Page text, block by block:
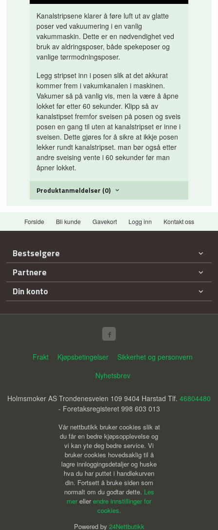
Kanalstripsene klarer å føre luft ut av glatte
poser ved vakuumering i en vanlig
vakummaskin. Dette er en nødvendighet ved
bruk av aldringsposer, både spekeposer og
vanlige tørrmodningsposer.
Legg stripset inn i posen slik at det akkurat
kommer frem i vakumkanalen i maskinen.
Vakumer så på vanlig vis, men la være å åpne
lokket før etter 60 sekunder. Klipp så av
kanalstipset fremfor sveisen på posen og sveis
posen en gang til uten at kanalstripset er inne i
sveisen. Dette gjøres for å sikre at ikkje posen
lekker rundt kanalstripset. man bør også etter
andre sveising vente i 60 sekunder før man
åpner lokket.
Produktanmeldelser (0)
Forside Bli kunde Gavekort Logg inn Kontakt oss
Bestselgere
Partnere
Din konto
Frakt Kjøpsbetingelser
Sikkerhet og personvern
Nyhetsbrev
Holmsmoker AS Trondenesveien 109 9404 Harstad Tlf. 46804480
- Foretaksregisteret 998 603 013
Vår nettbutikk bruker cookies slik at
du får en bedre kjøpsopplevelse og
vi kan yte deg bedre service. Vi
bruker cookies hovedsaklig til å
lagre innloggingsdetaljer og huske
hva du har puttet i handlekurven
din. Fortsett å bruke siden som
normalt om du godtar dette. Les
mer ellerendre innstillinger for
cookies.
Powered by 24Nettbutikk